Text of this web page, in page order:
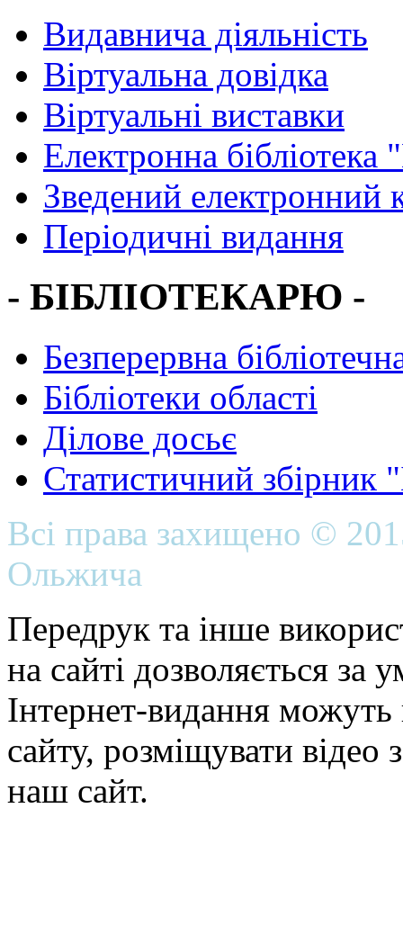
Видавнича діяльність
Віртуальна довідка
Віртуальні виставки
Електронна
Зведений електронний
Періодичні видання
- БІБЛІОТЕКАРЮ -
Безперервна
Бібліотеки області
Ділове досьє
Статистичний
Всі права захищено ©
Ольжича
Передрук та інше
на сайті дозволяється
Інтернет-видання можуть
сайту, розміщувати відео
наш сайт.